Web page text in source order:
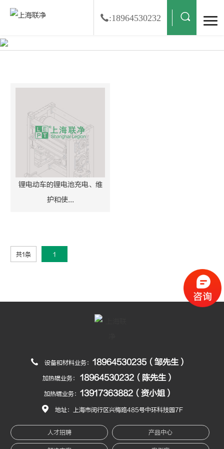
:18964530232
锂电动车的锂电池充电、维
护和使...
共1条 1
设备和材料业务： 18964530235（邹先生）
加热辊业务： 18964530232（陈先生）
加热辊业务： 13917363882（资小姐）
地址：上海市闵行区兴梅路485号中环科技园7F
人才招聘 产品中心